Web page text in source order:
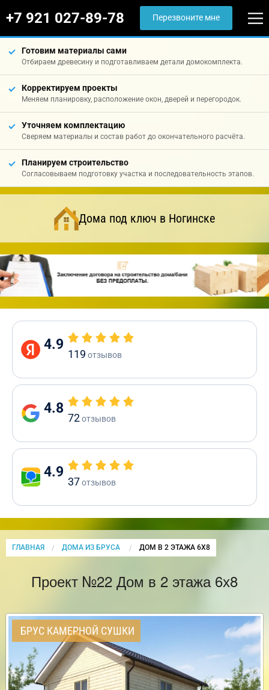
+7 921 027-89-78 Перезвоните мне
Готовим материалы сами
Отбираем древесину и подготавливаем детали домокомплекта.
Корректируем проекты
Меняем планировку, расположение окон, дверей и перегородок.
Уточняем комплектацию
Сверяем материалы и состав работ до окончательного расчёта.
Планируем строительство
Согласовываем подготовку участка и последовательность этапов.
Дома под ключ в Ногинске
4.9
119 отзывов
4.8
72отзывов
4.9
37отзывов
ГЛАВНАЯ ДОМА ИЗ БРУСА CURRENT:
ДОМ В 2 ЭТАЖА 6Х8
Проект №22 Дом в 2 этажа 6х8
БРУС КАМЕРНОЙ СУШКИ